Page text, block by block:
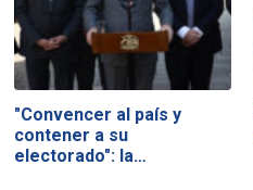
"Convencer al país y
contener a su
electorado": la…